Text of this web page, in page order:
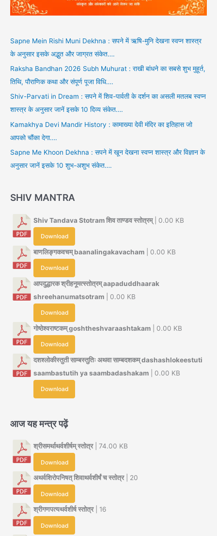
Sapne Mein Rishi Muni Dekhna : सपने में ऋषि-मुनि देखना स्वप्न शास्त्र
के अनुसार इसके अद्भुत और जाग्रत संकेत….
Raksha Bandhan 2026 Subh Muhurat : राखी बांधने का सबसे शुभ मुहूर्त,
तिथि, पौराणिक कथा और संपूर्ण पूजा विधि….
Shiv-Parvati in Dream : सपने में शिव-पार्वती के दर्शन का असली मतलब स्वप्न
शास्त्र के अनुसार जानें इसके 10 दिव्य संकेत….
Kamakhya Devi Mandir History : कामाख्या देवी मंदिर का इतिहास जो
आपको चौंका देगा….
Sapne Me Khoon Dekhna : सपने में खून देखना स्वप्न शास्त्र और विज्ञान के
अनुसार जानें इसके 10 शुभ-अशुभ संकेत….
SHIV MANTRA
Shiv Tandava Stotram शिव ताण्डव स्तोत्रम्| 0.00 KB
Download
बाणलिङ्गकवचम् baanalingakavacham | 0.00 KB
Download
आपदुद्धारक श्रीहनूमत्स्तोत्रम् aapaduddhaarak
shreehanumatsotram | 0.00 KB
Download
गोष्ठेश्वराष्टकम् goshtheshvaraashtakam | 0.00 KB
Download
दशश्लोकीस्तुती साम्बस्तुतिः अथवा साम्बदशकम् dashashlokeestuti
saambastutih ya saambadashakam | 0.00 KB
Download
आज यह मन्त्र पढ़ें
श्रीसमर्थाथर्वशीर्षम् स्तोत्र| 74.00 KB
Download
अथर्वशिरोपनिषत् शिवाथर्वशीर्षं च स्तोत्र| 20
Download
श्रीगणपत्यथर्वशीर्ष स्तोत्र| 16
Download